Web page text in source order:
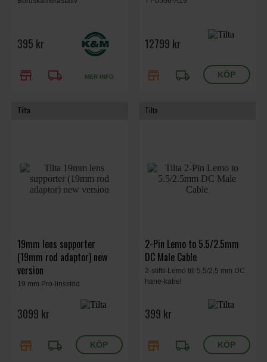
395 kr
store local_shipping MER INFO
12799 kr
store local_shipping
Tilta
19mm lens supporter
(19mm rod adaptor) new
version
19 mm Pro-linsstöd
3099 kr
store local_shipping
Tilta
2-Pin Lemo to 5.5/2.5mm
DC Male Cable
2-stifts Lemo till 5,5/2,5 mm DC
hane-kabel
399 kr
store local_shipping